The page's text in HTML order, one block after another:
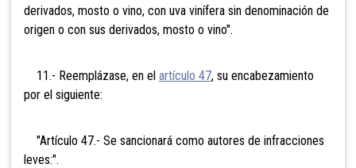
derivados, mosto o vino, con uva vinífera sin denominación de
origen o con sus derivados, mosto o vino".
11.- Reemplázase, en el artículo 47, su encabezamiento
por el siguiente:
"Artículo 47.- Se sancionará como autores de infracciones
leves:".